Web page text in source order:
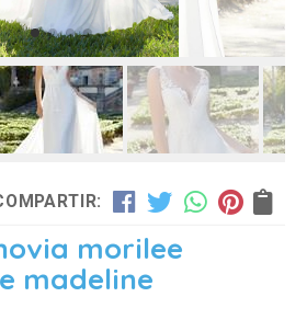
morilee
madeline